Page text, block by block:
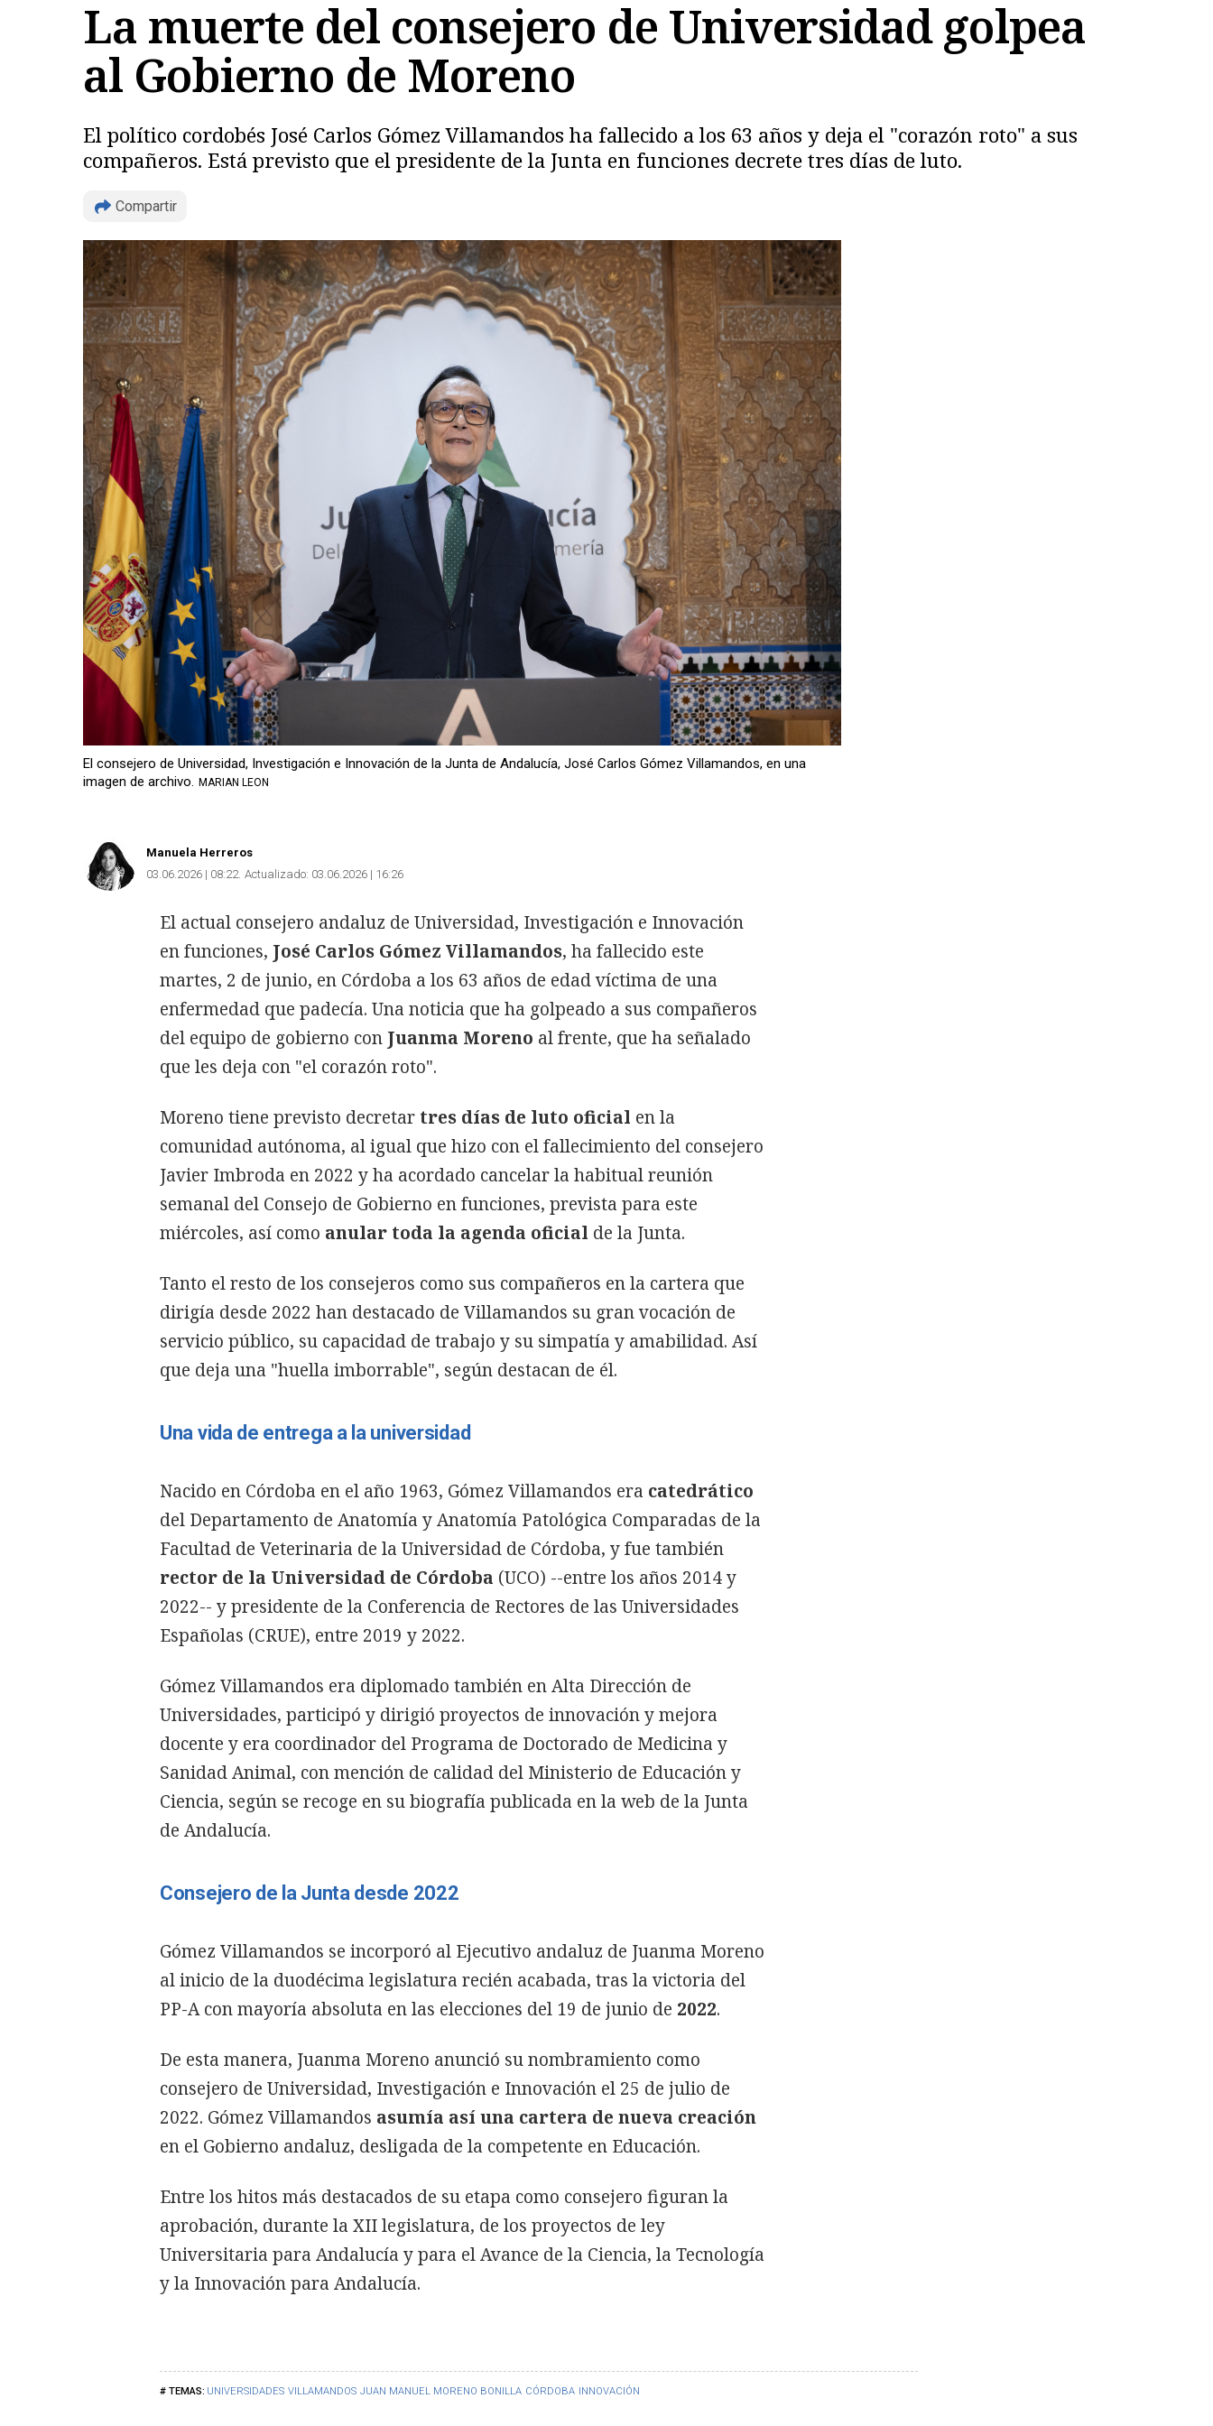
La muerte del consejero de Universidad golpea
al Gobierno de Moreno
El político cordobés José Carlos Gómez Villamandos ha fallecido a los 63 años y deja el "corazón roto" a sus
compañeros. Está previsto que el presidente de la Junta en funciones decrete tres días de luto.
Compartir
Copiar
El consejero de Universidad, Investigación e Innovación de la Junta de Andalucía, José Carlos Gómez Villamandos, en una
imagen de archivo. MARIAN LEON
Manuela Herreros
03.06.2026 | 08:22 Actualizado: 03.06.2026 | 16:26
UNIVERSIDADES VILLAMANDOS JUAN MANUEL MORENO BONILLA CÓRDOBA INNOVACIÓN
El actual consejero andaluz de Universidad, Investigación e Innovación
en funciones, José Carlos Gómez Villamandos, ha fallecido este
martes, 2 de junio, en Córdoba a los 63 años de edad víctima de una
enfermedad que padecía. Una noticia que ha golpeado a sus compañeros
del equipo de gobierno con Juanma Moreno al frente, que ha señalado
que les deja con "el corazón roto".
Moreno tiene previsto decretar tres días de luto oficial en la
comunidad autónoma, al igual que hizo con el fallecimiento del consejero
Javier Imbroda en 2022 y ha acordado cancelar la habitual reunión
semanal del Consejo de Gobierno en funciones, prevista para este
miércoles, así como anular toda la agenda oficial de la Junta.
Tanto el resto de los consejeros como sus compañeros en la cartera que
dirigía desde 2022 han destacado de Villamandos su gran vocación de
servicio público, su capacidad de trabajo y su simpatía y amabilidad. Así
que deja una "huella imborrable", según destacan de él.
Una vida de entrega a la universidad
Nacido en Córdoba en el año 1963, Gómez Villamandos era catedrático
del Departamento de Anatomía y Anatomía Patológica Comparadas de la
Facultad de Veterinaria de la Universidad de Córdoba, y fue también
rector de la Universidad de Córdoba (UCO) --entre los años 2014 y
2022-- y presidente de la Conferencia de Rectores de las Universidades
Españolas (CRUE), entre 2019 y 2022.
Gómez Villamandos era diplomado también en Alta Dirección de
Universidades, participó y dirigió proyectos de innovación y mejora
docente y era coordinador del Programa de Doctorado de Medicina y
Sanidad Animal, con mención de calidad del Ministerio de Educación y
Ciencia, según se recoge en su biografía publicada en la web de la Junta
de Andalucía.
Consejero de la Junta desde 2022
Gómez Villamandos se incorporó al Ejecutivo andaluz de Juanma Moreno
al inicio de la duodécima legislatura recién acabada, tras la victoria del
PP-A con mayoría absoluta en las elecciones del 19 de junio de 2022.
De esta manera, Juanma Moreno anunció su nombramiento como
consejero de Universidad, Investigación e Innovación el 25 de julio de
2022. Gómez Villamandos asumía así una cartera de nueva creación
en el Gobierno andaluz, desligada de la competente en Educación.
Entre los hitos más destacados de su etapa como consejero figuran la
aprobación, durante la XII legislatura, de los proyectos de ley
Universitaria para Andalucía y para el Avance de la Ciencia, la Tecnología
y la Innovación para Andalucía.